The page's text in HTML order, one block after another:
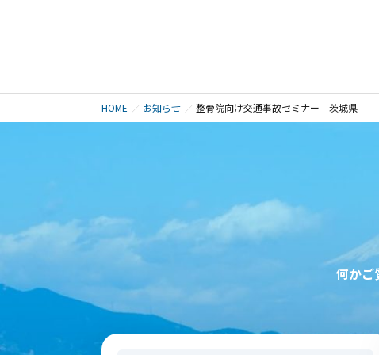
HOME お知らせ 整骨院向け交通事故セミナー 茨城県
何かご